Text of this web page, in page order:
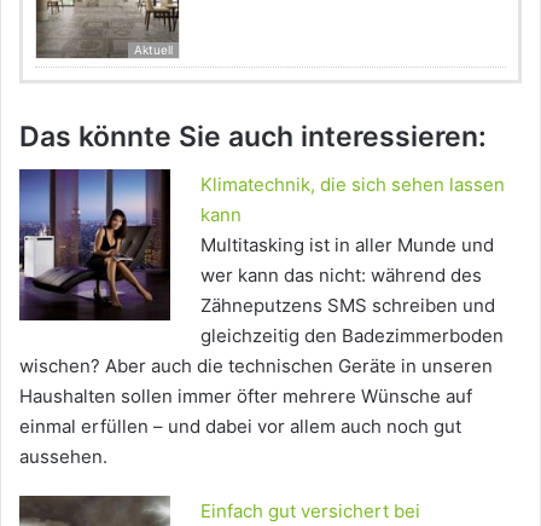
Aktuell
Das könnte Sie auch interessieren:
Klimatechnik, die sich sehen lassen
kann
Multitasking ist in aller Munde und
wer kann das nicht: während des
Zähneputzens SMS schreiben und
gleichzeitig den Badezimmerboden
wischen? Aber auch die technischen Geräte in unseren
Haushalten sollen immer öfter mehrere Wünsche auf
einmal erfüllen – und dabei vor allem auch noch gut
aussehen.
Einfach gut versichert bei